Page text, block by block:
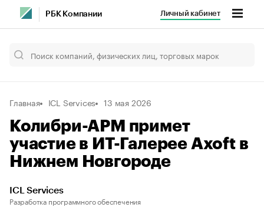
РБК Компании Личный кабинет
Главная ICL Services 13 мая 2026
Колибри-АРМ примет
участие в ИТ-Галерее Axoft в
Нижнем Новгороде
ICL Services
Разработка программного обеспечения